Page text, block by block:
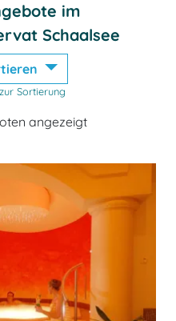
im
Schaalsee
Sortierung
angezeigt